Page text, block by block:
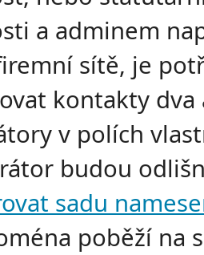
a adminem
sítě, je
kontakty dva
v polích
budou
sadu
poběží na